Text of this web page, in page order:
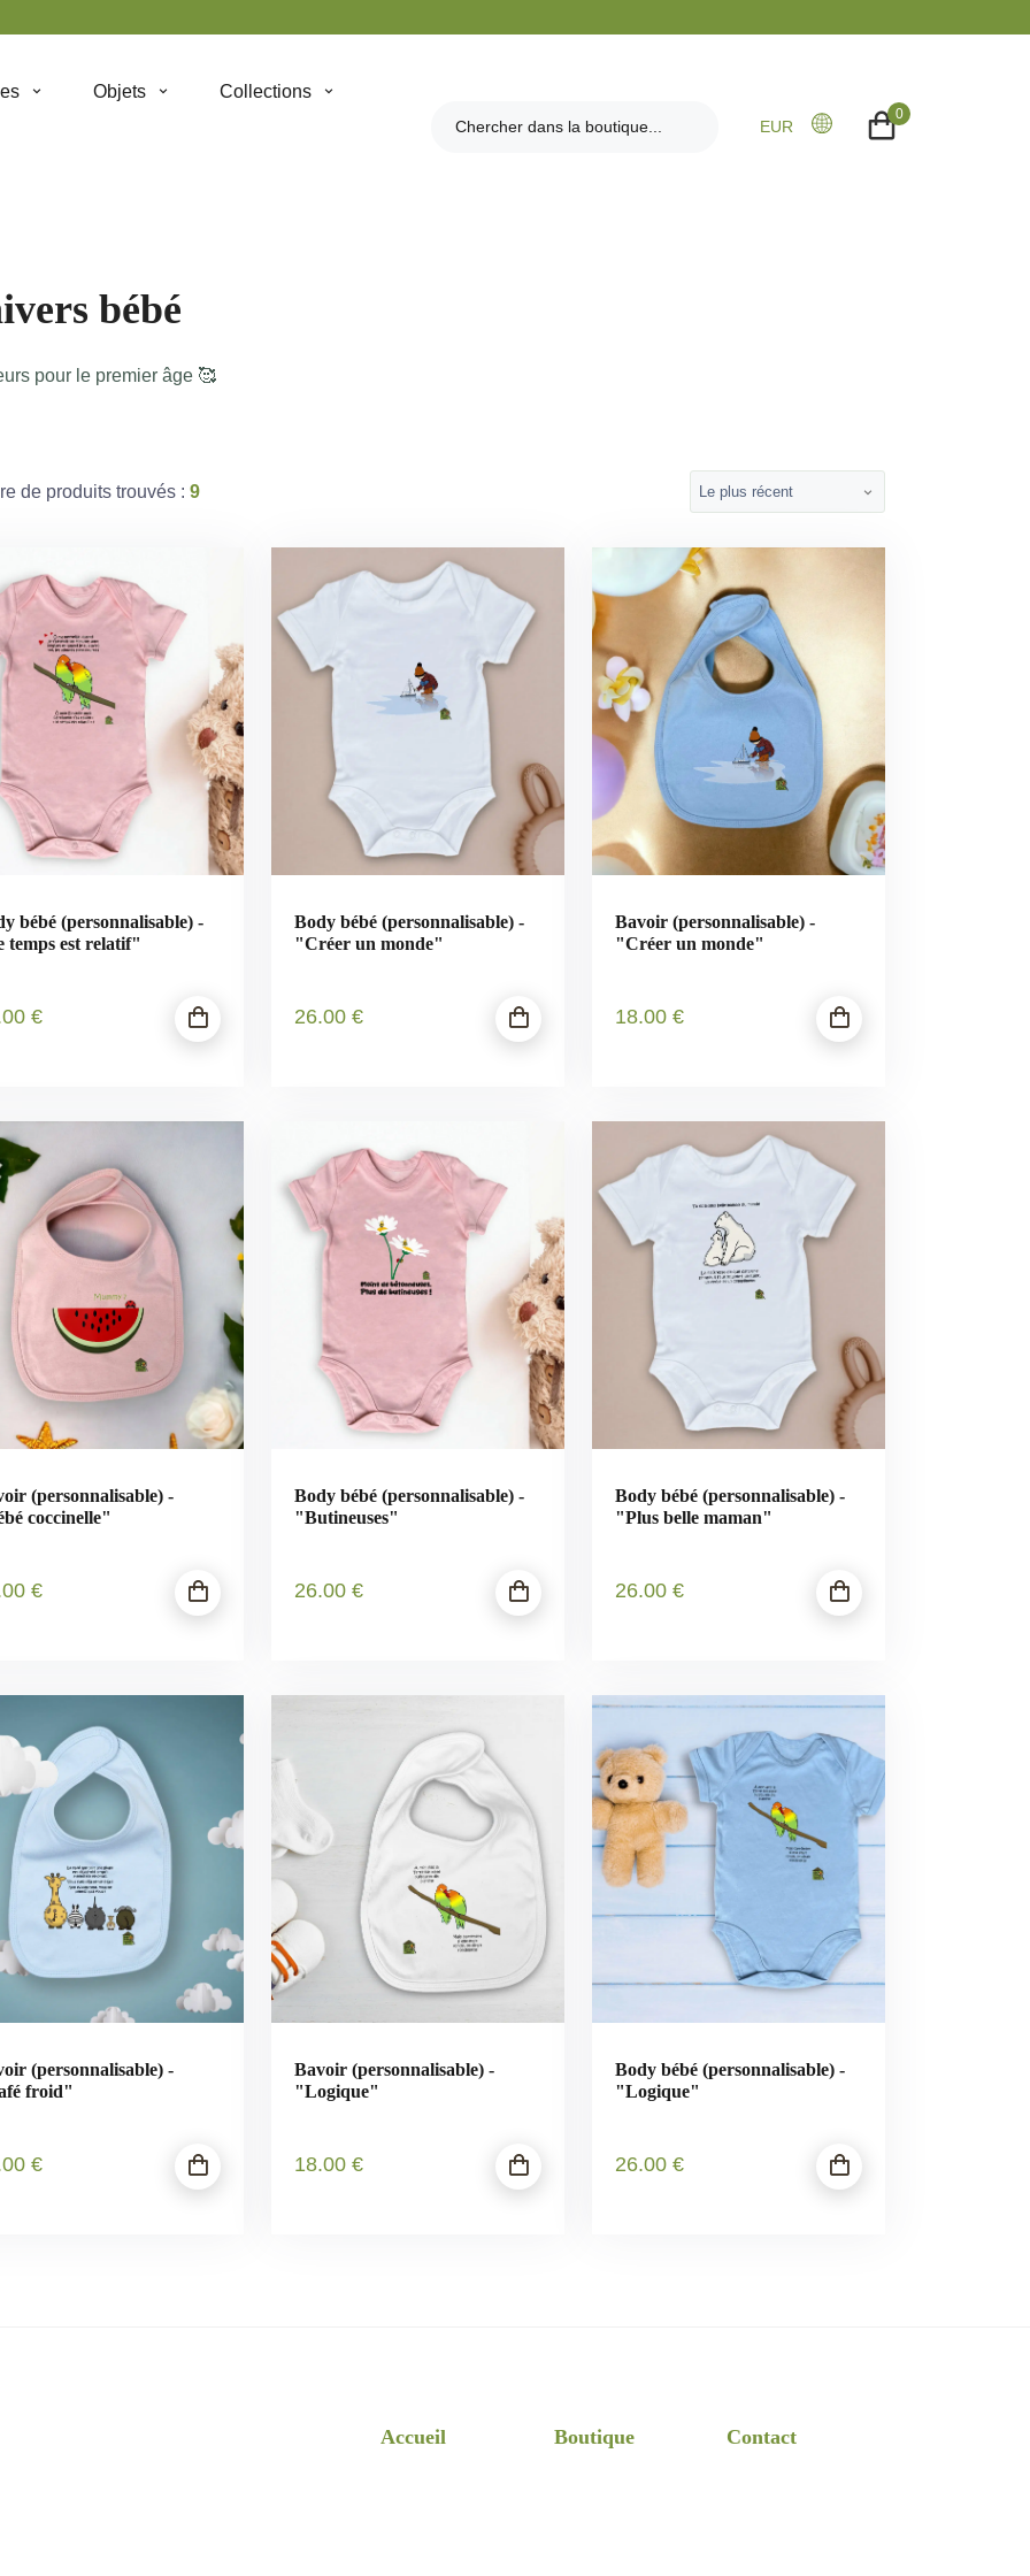
Objets Collections
EUR
0
bébé
pour le premier âge 🥰
de produits trouvés : 9 Le plus récent
bébé (personnalisable) -
temps est relatif"
€
Body bébé (personnalisable) -
"Créer un monde"
26.00 €
Bavoir (personnalisable) -
"Créer un monde"
18.00 €
(personnalisable) -
coccinelle"
€
Body bébé (personnalisable) -
"Butineuses"
26.00 €
Body bébé (personnalisable) -
"Plus belle maman"
26.00 €
(personnalisable) -
froid"
€
Bavoir (personnalisable) -
"Logique"
18.00 €
Body bébé (personnalisable) -
"Logique"
26.00 €
Accueil Boutique Contact